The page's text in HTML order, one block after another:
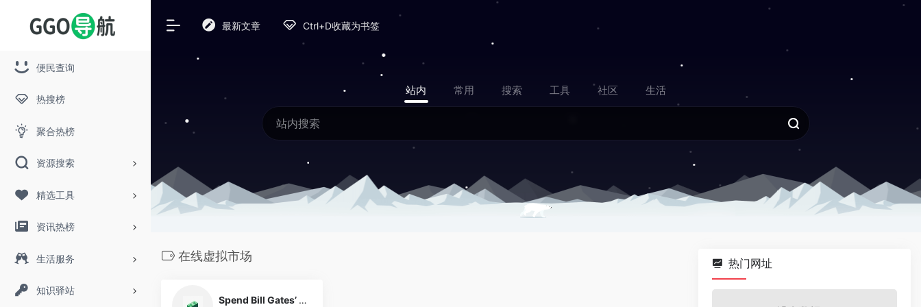
便民查询
热搜榜
聚合热榜
资源搜索
精选工具
资讯热榜
生活服务
知识驿站
最新文章 Ctrl+D收藏为书签
站内 常用 搜索 工具 社区 生活
在线虚拟市场
Spend Bill Gates’ Money
热门网址